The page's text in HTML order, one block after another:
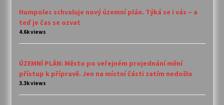
Humpolec schvaluje nový územní plán. Týká se i vás – a
teď je čas se ozvat
4.6k views
ÚZEMNÍ PLÁN: Město po veřejném projednání mění
přístup k přípravě. Jen na místní části zatím nedošlo
3.3k views